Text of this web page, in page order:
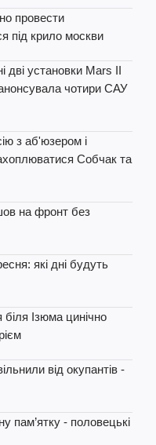
провести
під крило москви
дві установки Mars II
чотири САУ
з аб'юзером і
Собчак та
на фронт без
які дні будуть
Ізюма цинічно
від окупантів -
пам’ятку - половецькі